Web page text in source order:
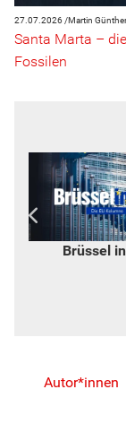
27.07.2026 /Martin Günther
Santa Marta –
Fossilen
Lesestoff -
Autor*innen